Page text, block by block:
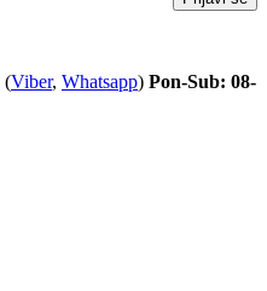
(Viber, Whatsapp) Pon-Sub: 08-